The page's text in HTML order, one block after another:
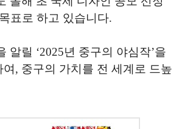
표로 하고 있습니다.
알릴 ‘2025년 중구의 야심작’을
, 중구의 가치를 전 세계로 드높